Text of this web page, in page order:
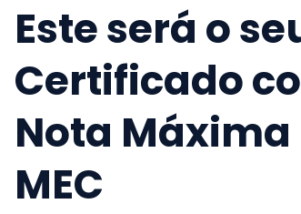
Este será o
Certificado
Nota Máxima
MEC